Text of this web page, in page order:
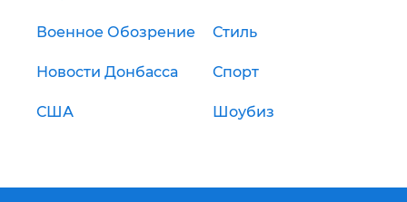
Военное Обозрение Стиль
Новости Донбасса Спорт
США Шоубиз